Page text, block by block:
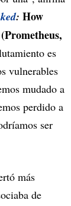
: How
es
vulnerables
mudado a
perdido a
ser
más
de